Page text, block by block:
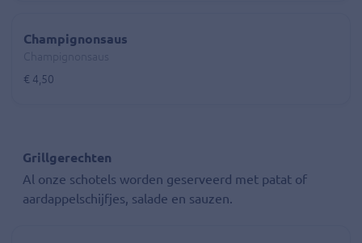
Champignonsaus
€ 4,50
Grillgerechten
Al onze schotels worden geserveerd met patat of
aardappelschijfjes, salade en sauzen.